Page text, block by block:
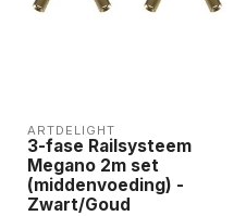
ARTDELIGHT
3-fase Railsysteem
Megano 2m set
(middenvoeding) -
Zwart/Goud